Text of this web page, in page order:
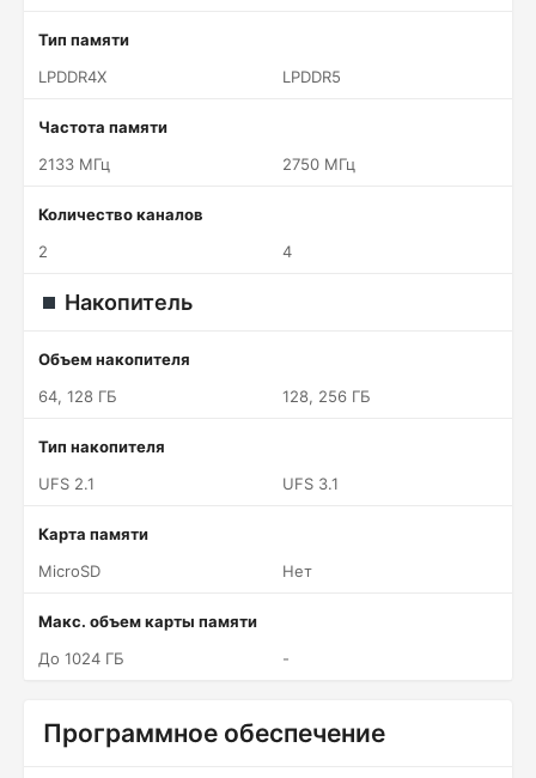
Тип памяти
LPDDR4X
LPDDR5
Частота памяти
2133 МГц
2750 МГц
Количество каналов
2
4
Накопитель
Объем накопителя
64, 128 ГБ
128, 256 ГБ
Тип накопителя
UFS 2.1
UFS 3.1
Карта памяти
MicroSD
Нет
Макс. объем карты памяти
До 1024 ГБ
-
Программное обеспечение